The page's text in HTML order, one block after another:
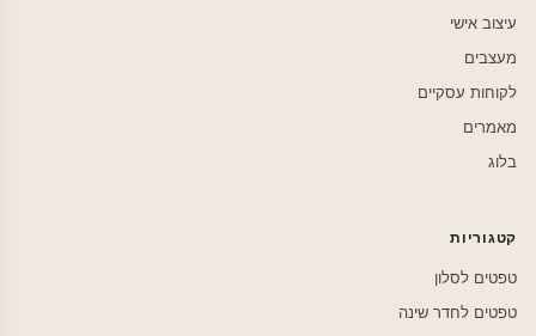
עיצוב אישי
מעצבים
לקוחות עסקיים
מאמרים
בלוג
קטגוריות
טפטים לסלון
טפטים לחדר שינה